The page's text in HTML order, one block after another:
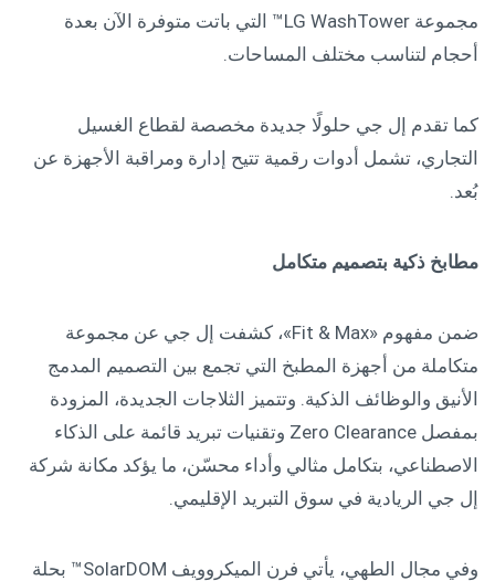
مجموعة LG WashTower™ التي باتت متوفرة الآن بعدة
أحجام لتناسب مختلف المساحات.
كما تقدم إل جي حلولًا جديدة مخصصة لقطاع الغسيل
التجاري، تشمل أدوات رقمية تتيح إدارة ومراقبة الأجهزة عن
بُعد.
مطابخ ذكية بتصميم متكامل
ضمن مفهوم «Fit & Max»، كشفت إل جي عن مجموعة
متكاملة من أجهزة المطبخ التي تجمع بين التصميم المدمج
الأنيق والوظائف الذكية. وتتميز الثلاجات الجديدة، المزودة
بمفصل Zero Clearance وتقنيات تبريد قائمة على الذكاء
الاصطناعي، بتكامل مثالي وأداء محسّن، ما يؤكد مكانة شركة
إل جي الريادية في سوق التبريد الإقليمي.
وفي مجال الطهي، يأتي فرن الميكروويف SolarDOM™ بحلة